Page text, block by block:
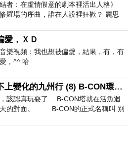
結者：在虛情假意的劇本裡活出人格》
羅場的序曲，誰在人設裡狂歡？ 麗思
的總統套房內，燈光昏
愛，ＸＤ
樂視頻：我也想被偏愛，結果，有，有
，^^ 哈
計畫趕不上變化的九州行 (8) B-CON環球塔
該認真玩耍了… B-CON塔就在活魚迴
天的對面。 B-CON的正式名稱叫 別